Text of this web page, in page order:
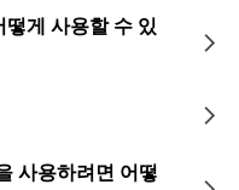
게 사용할 수 있
사용하려면 어떻